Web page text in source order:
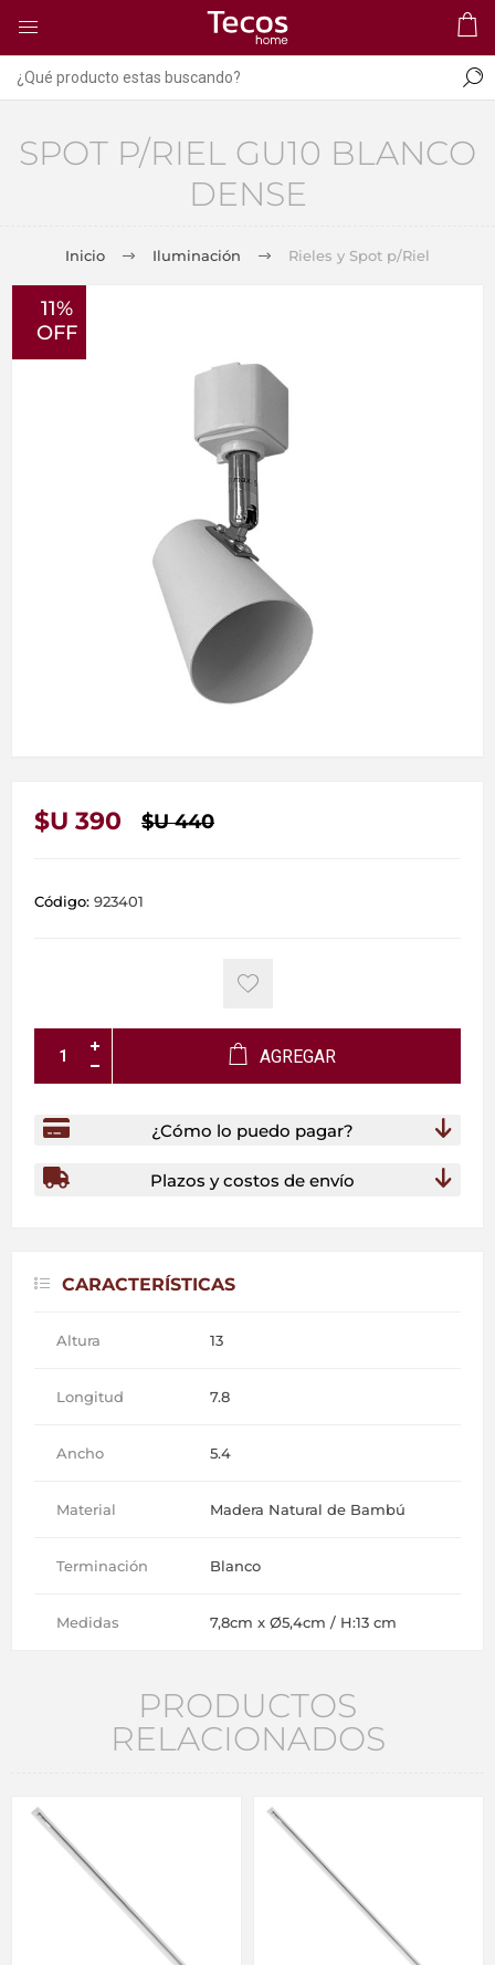
SPOT P/RIEL GU10 BLANCO
DENSE
Inicio Iluminación Rieles y Spot p/Riel
11%
OFF
$U 390 $U 440
Código: 923401
AGREGAR
¿Cómo lo puedo pagar?
Plazos y costos de envío
CARACTERÍSTICAS
Altura 13
Longitud 7.8
Ancho 5.4
Material Madera Natural de Bambú
Terminación Blanco
Medidas 7,8cm x Ø5,4cm / H:13 cm
PRODUCTOS
RELACIONADOS